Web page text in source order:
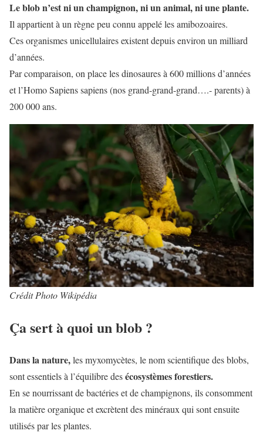
Le blob n’est ni un champignon, ni un animal, ni une plante.
Il appartient à un règne peu connu appelé les amibozoaires.
Ces organismes unicellulaires existent depuis environ un milliard
d’années.
Par comparaison, on place les dinosaures à 600 millions d’années
et l’Homo Sapiens sapiens (nos grand-grand-grand….- parents) à
200 000 ans.
Crédit Photo Wikipédia
Ça sert à quoi un blob ?
Dans la nature,les myxomycètes, le nom scientifique des blobs,
sont essentiels à l’équilibre desécosystèmes forestiers.
En se nourrissant de bactéries et de champignons, ils consomment
la matière organique et excrètent des minéraux qui sont ensuite
utilisés par les plantes.